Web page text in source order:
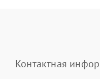
Контактная